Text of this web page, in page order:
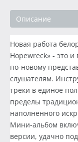
Описание
Новая работа
Hopewreck» - это
по-новому
слушателям.
треки в единое
пределы
наполненного
Мини-альбом
версии, удачно